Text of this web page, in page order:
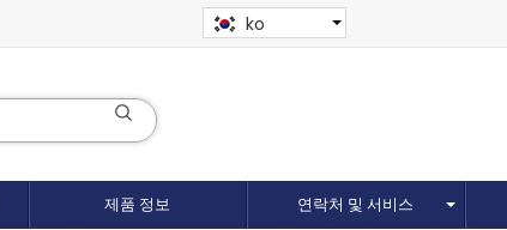
ko
제품 정보 연락처 및 서비스